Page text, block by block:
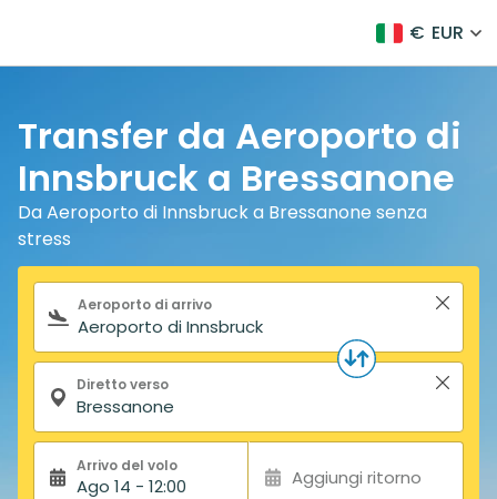
€ EUR
Transfer da Aeroporto di
Innsbruck a Bressanone
Da Aeroporto di Innsbruck a Bressanone senza
stress
Modulo di ricerca
Aeroporto di arrivo
Diretto verso
Arrivo del volo
Ago 14 - 12:00 Aggiungi ritorno